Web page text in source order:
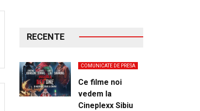
RECENTE
COMUNICATE DE PRESA
Ce filme noi
vedem la
Cineplexx Sibiu